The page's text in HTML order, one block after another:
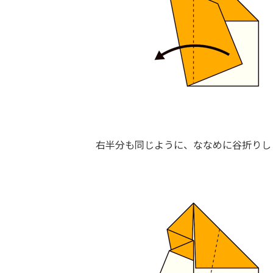
右半分も同じように、ななめに谷折り